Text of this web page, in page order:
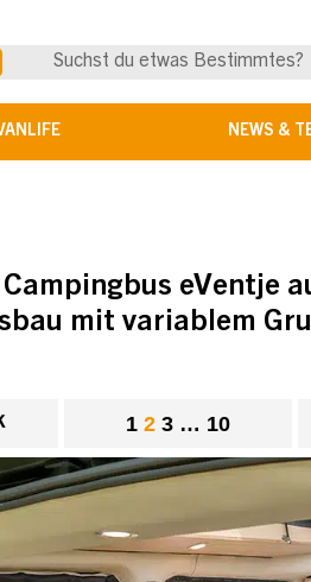
NEWS &
eVentje
mit variablem
1 2 3 … 10